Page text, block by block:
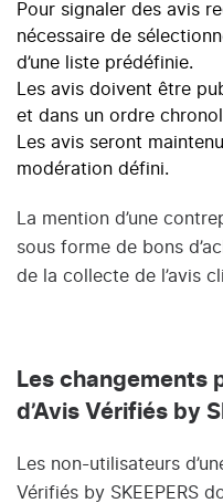
Pour signaler des avis
nécessaire de
d’une liste prédéfinie.
Les avis doivent être
et dans un ordre
Les avis seront
modération défini.
La mention d’une
sous forme de bons
de la collecte de l’avis
Les changements
d’Avis Vérifiés by
Les non-utilisateurs
Vérifiés by SKEEPERS